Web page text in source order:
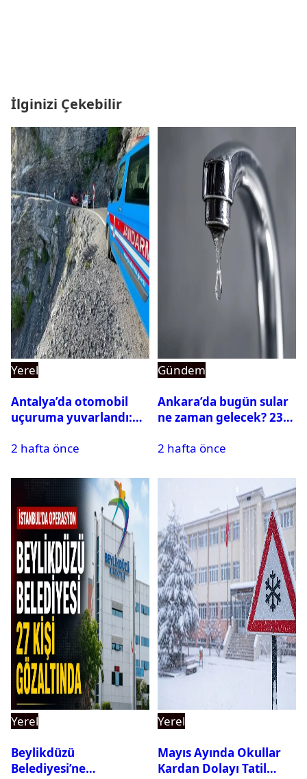
İlginizi Çekebilir
Yerel
Antalya’da otomobil
uçuruma yuvarlandı:
var
2 hafta önce
Gündem
Ankara’da bugün sular
ne zaman gelecek? 23
su kesintisi sorgulama
2 hafta önce
Yerel
Beylikdüzü
Belediyesi’ne
Yerel
Mayıs Ayında Okullar
Kardan Dolayı Tatil